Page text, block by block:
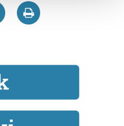
pertsonalak
biltzeko eta
nork eta zertarako